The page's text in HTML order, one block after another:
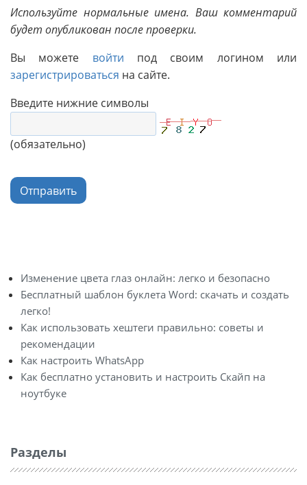
Используйте нормальные имена. Ваш комментарий
будет опубликован после проверки.
Вы можете войти под своим логином или
зарегистрироваться на сайте.
Введите нижние символы
(обязательно)
Отправить
Изменение цвета глаз онлайн: легко и безопасно
Бесплатный шаблон буклета Word: скачать и создать
легко!
Как использовать хештеги правильно: советы и
рекомендации
Как настроить WhatsApp
Как бесплатно установить и настроить Скайп на
ноутбуке
Разделы